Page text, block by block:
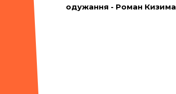
одужання - Роман Кизима